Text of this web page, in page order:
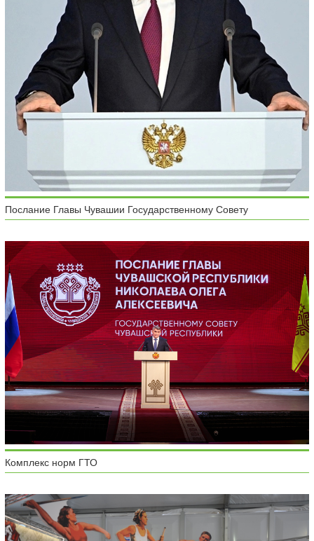
Послание Главы Чувашии Государственному Совету
Комплекс норм ГТО